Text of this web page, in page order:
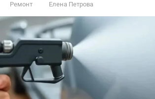
Ремонт Елена Петрова